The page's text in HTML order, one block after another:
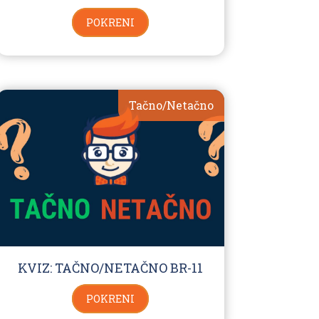
POKRENI
Tačno/Netačno
KVIZ: TAČNO/NETAČNO BR-11
POKRENI